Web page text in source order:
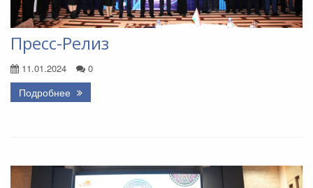
Пресс-Релиз
11.01.2024 0
Подробнее